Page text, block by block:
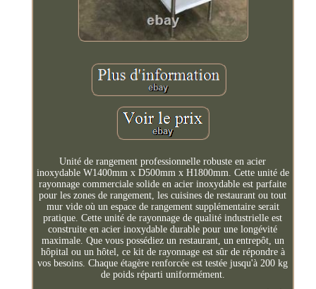
Unité de rangement professionnelle robuste en acier
inoxydable W1400mm x D500mm x H1800mm. Cette unité de
rayonnage commerciale solide en acier inoxydable est parfaite
pour les zones de rangement, les cuisines de restaurant ou tout
mur vide où un espace de rangement supplémentaire serait
pratique. Cette unité de rayonnage de qualité industrielle est
construite en acier inoxydable durable pour une longévité
maximale. Que vous possédiez un restaurant, un entrepôt, un
hôpital ou un hôtel, ce kit de rayonnage est sûr de répondre à
vos besoins. Chaque étagère renforcée est testée jusqu'à 200 kg
de poids réparti uniformément.